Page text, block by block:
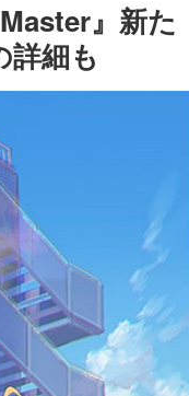
』新た
細も